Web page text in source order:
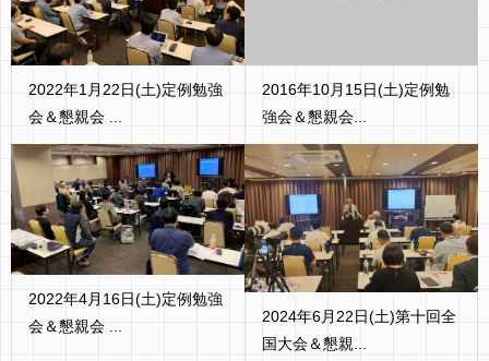
2022年1月22日(土)定例勉強
会＆懇親会 ...
2016年10月15日(土)定例勉
強会＆懇親会...
2022年4月16日(土)定例勉強
会＆懇親会 ...
2024年6月22日(土)第十回全
国大会＆懇親...